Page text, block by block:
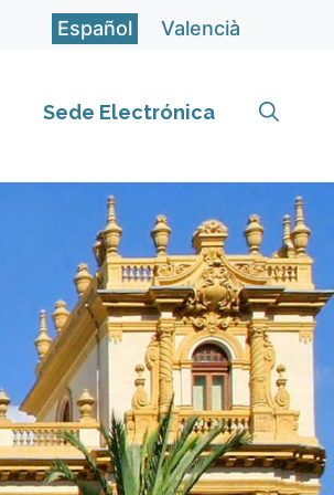
Español Valencià
Sede Electrónica